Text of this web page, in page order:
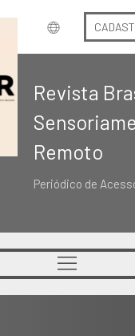
Revista
Remoto
Periódico de